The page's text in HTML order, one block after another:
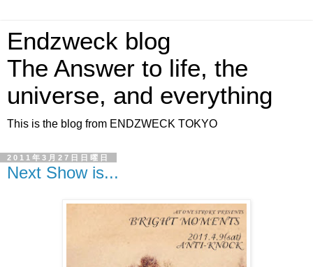
Endzweck blog
The Answer to life, the
universe, and everything
This is the blog from ENDZWECK TOKYO
2011年3月27日日曜日
Next Show is...